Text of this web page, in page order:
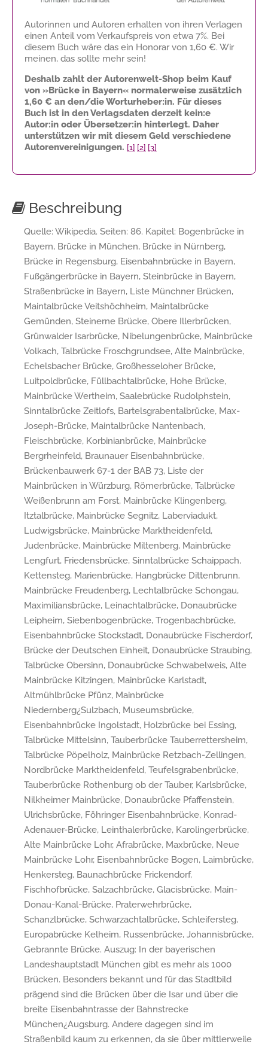
Autorinnen und Autoren erhalten von ihren Verlagen
einen Anteil vom Verkaufspreis von etwa 7%. Bei
diesem Buch wäre das ein Honorar von 1,60 €. Wir
meinen, das sollte mehr sein!
Deshalb zahlt der Autorenwelt-Shop beim Kauf
von »Brücke in Bayern« normalerweise zusätzlich
1,60 € an den/die Worturheber:in. Für dieses
Buch ist in den Verlagsdaten derzeit kein:e
Autor:in oder Übersetzer:in hinterlegt. Daher
unterstützen wir mit diesem Geld verschiedene
Autorenvereinigungen. [1] [2] [3]
Beschreibung
Quelle: Wikipedia. Seiten: 86. Kapitel: Bogenbrücke in
Bayern, Brücke in München, Brücke in Nürnberg,
Brücke in Regensburg, Eisenbahnbrücke in Bayern,
Fußgängerbrücke in Bayern, Steinbrücke in Bayern,
Straßenbrücke in Bayern, Liste Münchner Brücken,
Maintalbrücke Veitshöchheim, Maintalbrücke
Gemünden, Steinerne Brücke, Obere Illerbrücken,
Grünwalder Isarbrücke, Nibelungenbrücke, Mainbrücke
Volkach, Talbrücke Froschgrundsee, Alte Mainbrücke,
Echelsbacher Brücke, Großhesseloher Brücke,
Luitpoldbrücke, Füllbachtalbrücke, Hohe Brücke,
Mainbrücke Wertheim, Saalebrücke Rudolphstein,
Sinntalbrücke Zeitlofs, Bartelsgrabentalbrücke, Max-
Joseph-Brücke, Maintalbrücke Nantenbach,
Fleischbrücke, Korbinianbrücke, Mainbrücke
Bergrheinfeld, Braunauer Eisenbahnbrücke,
Brückenbauwerk 67-1 der BAB 73, Liste der
Mainbrücken in Würzburg, Römerbrücke, Talbrücke
Weißenbrunn am Forst, Mainbrücke Klingenberg,
Itztalbrücke, Mainbrücke Segnitz, Laberviadukt,
Ludwigsbrücke, Mainbrücke Marktheidenfeld,
Judenbrücke, Mainbrücke Miltenberg, Mainbrücke
Lengfurt, Friedensbrücke, Sinntalbrücke Schaippach,
Kettensteg, Marienbrücke, Hangbrücke Dittenbrunn,
Mainbrücke Freudenberg, Lechtalbrücke Schongau,
Maximiliansbrücke, Leinachtalbrücke, Donaubrücke
Leipheim, Siebenbogenbrücke, Trogenbachbrücke,
Eisenbahnbrücke Stockstadt, Donaubrücke Fischerdorf,
Brücke der Deutschen Einheit, Donaubrücke Straubing,
Talbrücke Obersinn, Donaubrücke Schwabelweis, Alte
Mainbrücke Kitzingen, Mainbrücke Karlstadt,
Altmühlbrücke Pfünz, Mainbrücke
Niedernberg¿Sulzbach, Museumsbrücke,
Eisenbahnbrücke Ingolstadt, Holzbrücke bei Essing,
Talbrücke Mittelsinn, Tauberbrücke Tauberrettersheim,
Talbrücke Pöpelholz, Mainbrücke Retzbach-Zellingen,
Nordbrücke Marktheidenfeld, Teufelsgrabenbrücke,
Tauberbrücke Rothenburg ob der Tauber, Karlsbrücke,
Nilkheimer Mainbrücke, Donaubrücke Pfaffenstein,
Ulrichsbrücke, Föhringer Eisenbahnbrücke, Konrad-
Adenauer-Brücke, Leinthalerbrücke, Karolingerbrücke,
Alte Mainbrücke Lohr, Afrabrücke, Maxbrücke, Neue
Mainbrücke Lohr, Eisenbahnbrücke Bogen, Laimbrücke,
Henkersteg, Baunachbrücke Frickendorf,
Fischhofbrücke, Salzachbrücke, Glacisbrücke, Main-
Donau-Kanal-Brücke, Praterwehrbrücke,
Schanzlbrücke, Schwarzachtalbrücke, Schleifersteg,
Europabrücke Kelheim, Russenbrücke, Johannisbrücke,
Gebrannte Brücke. Auszug: In der bayerischen
Landeshauptstadt München gibt es mehr als 1000
Brücken. Besonders bekannt und für das Stadtbild
prägend sind die Brücken über die Isar und über die
breite Eisenbahntrasse der Bahnstrecke
München¿Augsburg. Andere dagegen sind im
Straßenbild kaum zu erkennen, da sie über mittlerweile